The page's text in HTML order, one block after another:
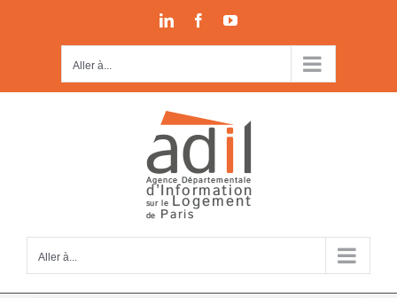
LinkedInFacebookYouTube
Aller à...
Aller à...